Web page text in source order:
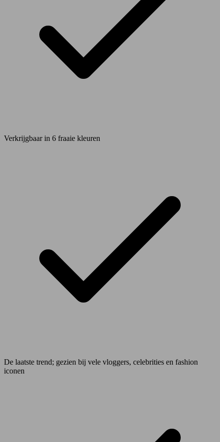
Verkrijgbaar in 6 fraaie kleuren
De laatste trend; gezien bij vele vloggers, celebrities en fashion
iconen